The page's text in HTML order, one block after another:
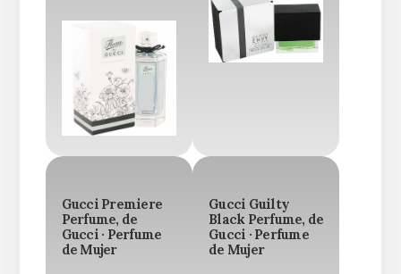
Gucci Premiere
Perfume, de
Gucci · Perfume
de Mujer
Gucci Guilty
Black Perfume, de
Gucci · Perfume
de Mujer